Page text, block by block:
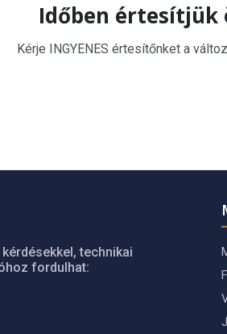
Időben értesítjük
Kérje INGYENES értesítőnket a
technikai
fordulhat: